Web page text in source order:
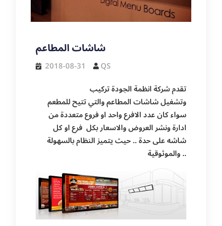
شاشات المطاعم
2018-08-31
QS
تقدم شركة انظمة الجودة تركيب
وتشغيل شاشات المطاعم والتي تتيح للمطعم
سواء كان عدد الافرع واحد او فروع متعددة من
ادارة ونشر العروض والاسعار بكل فرع او كل
شاشه على حدة .. حيث يتميز النظام بالسهولة
والموثوقية ..